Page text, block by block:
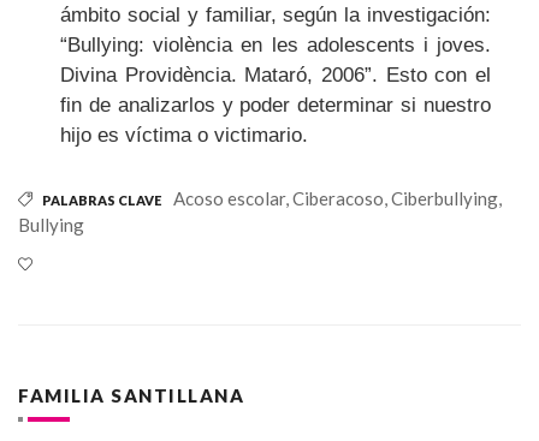
ámbito social y familiar, según la investigación:
“Bullying: violència en les adolescents i joves.
Divina Providència. Mataró, 2006”. Esto con el
fin de analizarlos y poder determinar si nuestro
hijo es víctima o victimario.
PALABRAS CLAVE Acoso escolar,Ciberacoso,Ciberbullying,
Bullying
FAMILIA SANTILLANA